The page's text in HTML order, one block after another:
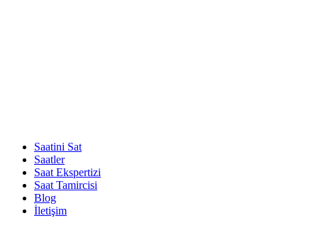
Saatini Sat
Saatler
Saat Ekspertizi
Saat Tamircisi
Blog
İletişim